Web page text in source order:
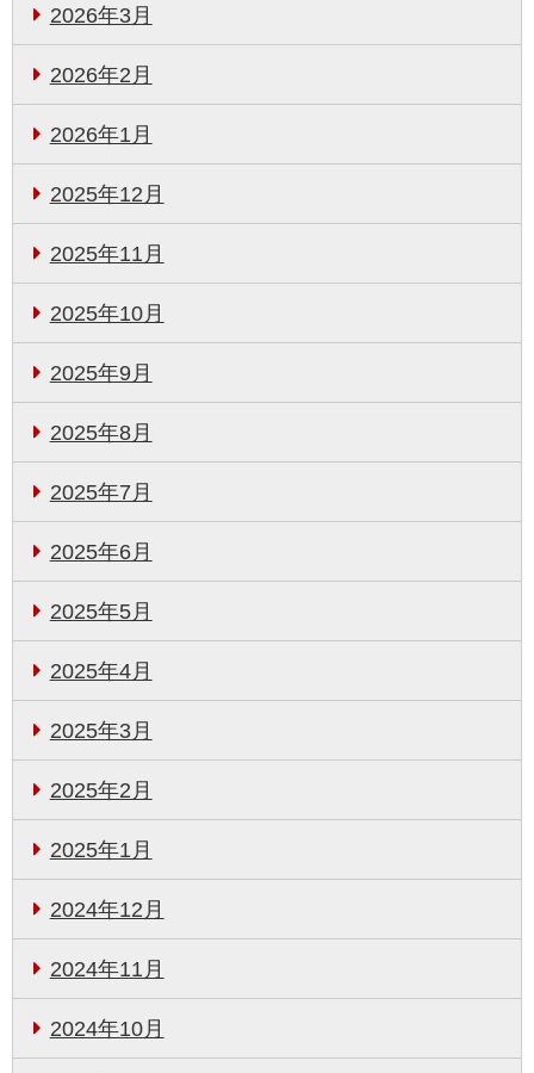
2026年3月
2026年2月
2026年1月
2025年12月
2025年11月
2025年10月
2025年9月
2025年8月
2025年7月
2025年6月
2025年5月
2025年4月
2025年3月
2025年2月
2025年1月
2024年12月
2024年11月
2024年10月